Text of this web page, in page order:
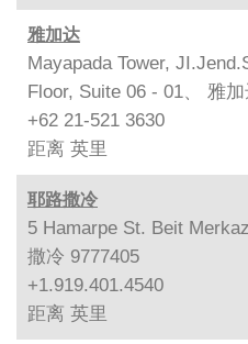
雅加达
Mayapada Tower,
Floor, Suite 06 - 01、 雅
+62 21-521 3630
距离 英里
耶路撒冷
5 Hamarpe St. Beit
撒冷 9777405
+1.919.401.4540
距离 英里